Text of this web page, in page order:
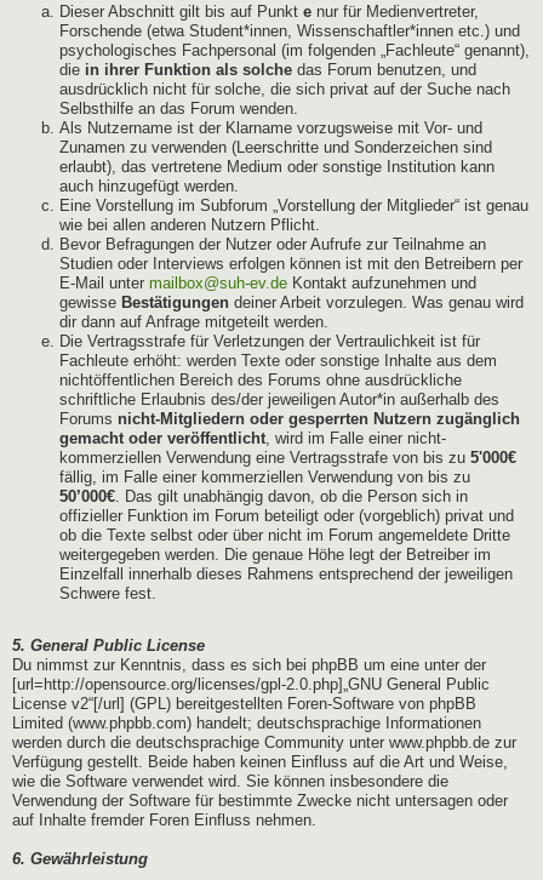
Dieser Abschnitt gilt bis auf Punkt e nur für Medienvertreter,
Forschende (etwa Student*innen, Wissenschaftler*innen etc.) und
psychologisches Fachpersonal (im folgenden „Fachleute“ genannt),
die in ihrer Funktion als solche das Forum benutzen, und
ausdrücklich nicht für solche, die sich privat auf der Suche nach
Selbsthilfe an das Forum wenden.
Als Nutzername ist der Klarname vorzugsweise mit Vor- und
Zunamen zu verwenden (Leerschritte und Sonderzeichen sind
erlaubt), das vertretene Medium oder sonstige Institution kann
auch hinzugefügt werden.
Eine Vorstellung im Subforum „Vorstellung der Mitglieder“ ist genau
wie bei allen anderen Nutzern Pflicht.
Bevor Befragungen der Nutzer oder Aufrufe zur Teilnahme an
Studien oder Interviews erfolgen können ist mit den Betreibern per
E-Mail unter mailbox@suh-ev.de Kontakt aufzunehmen und
gewisse Bestätigungen deiner Arbeit vorzulegen. Was genau wird
dir dann auf Anfrage mitgeteilt werden.
Die Vertragsstrafe für Verletzungen der Vertraulichkeit ist für
Fachleute erhöht: werden Texte oder sonstige Inhalte aus dem
nichtöffentlichen Bereich des Forums ohne ausdrückliche
schriftliche Erlaubnis des/der jeweiligen Autor*in außerhalb des
Forums nicht-Mitgliedern oder gesperrten Nutzern zugänglich
gemacht oder veröffentlicht , wird im Falle einer nicht-
kommerziellen Verwendung eine Vertragsstrafe von bis zu 5'000€
fällig, im Falle einer kommerziellen Verwendung von bis zu
50’000€ . Das gilt unabhängig davon, ob die Person sich in
offizieller Funktion im Forum beteiligt oder (vorgeblich) privat und
ob die Texte selbst oder über nicht im Forum angemeldete Dritte
weitergegeben werden. Die genaue Höhe legt der Betreiber im
Einzelfall innerhalb dieses Rahmens entsprechend der jeweiligen
Schwere fest.
5. General Public License
Du nimmst zur Kenntnis, dass es sich bei phpBB um eine unter der
[url=http://opensource.org/licenses/gpl-2.0.php]„GNU General Public
License v2“[/url] (GPL) bereitgestellten Foren-Software von phpBB
Limited (www.phpbb.com) handelt; deutschsprachige Informationen
werden durch die deutschsprachige Community unter www.phpbb.de zur
Verfügung gestellt. Beide haben keinen Einfluss auf die Art und Weise,
wie die Software verwendet wird. Sie können insbesondere die
Verwendung der Software für bestimmte Zwecke nicht untersagen oder
auf Inhalte fremder Foren Einfluss nehmen.
6. Gewährleistung